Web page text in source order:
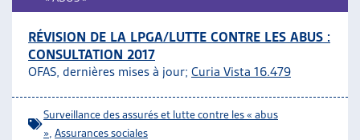
RÉVISION DE LA LPGA/LUTTE CONTRE LES ABUS :
CONSULTATION 2017
OFAS, dernières mises à jour; Curia Vista 16.479
Surveillance des assurés et lutte contre les « abus
» Assurances sociales